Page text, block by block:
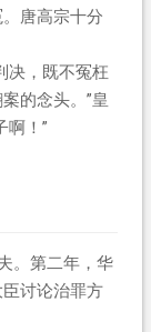
唐高宗十分
决，既不冤枉
的念头。”皇
啊！”
。第二年，华
讨论治罪方